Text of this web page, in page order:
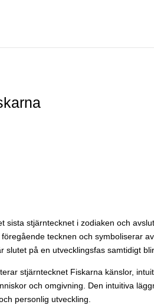
sista stjärntecknet i zodiaken och
tecknen och symboliserar
slutet på en utvecklingsfas samtidigt
stjärntecknet Fiskarna känslor,
och omgivning. Den intuitiva
personlig utveckling.